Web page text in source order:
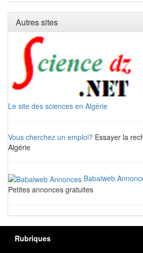
Autres sites
Le site des sciences en Algérie
Vous cherchez un emploi? Essayer la
Algérie
Babalweb
Petites annonces gratuites
Rubriques